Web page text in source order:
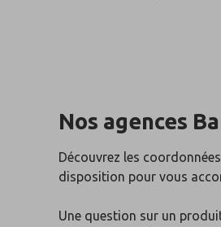
Nos agences
Découvrez les
disposition pour vous
Une question sur un